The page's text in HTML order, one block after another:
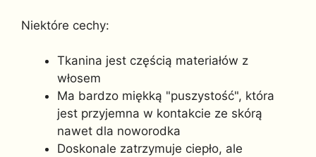
Niektóre cechy:
Tkanina jest częścią materiałów z
włosem
Ma bardzo miękką "puszystość", która
jest przyjemna w kontakcie ze skórą
nawet dla noworodka
Doskonale zatrzymuje ciepło, ale